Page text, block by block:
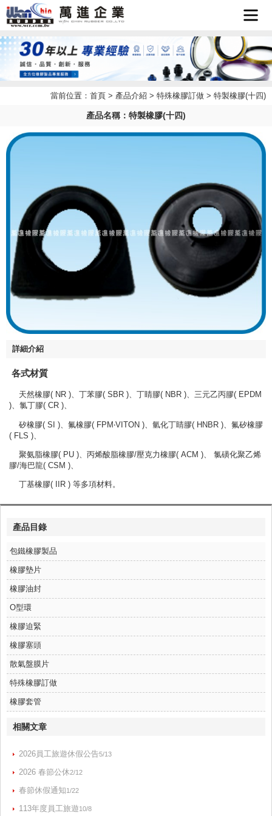
首頁
企業簡
最新消
息
產品介
聯絡我
們
LINE
客服
當前位置： 首頁 > 產品介紹 > 特殊橡膠訂做 > 特製橡膠(十四)
產品名稱：特製橡膠(十四)
詳細介紹
各式材質
天然橡膠( NR )、丁苯膠( SBR )、丁睛膠( NBR )、三元乙丙膠( EPDM
)、氯丁膠( CR )、
矽橡膠( SI )、氟橡膠( FPM‧VITON )、氫化丁睛膠( HNBR )、氟矽橡膠
( FLS )、
聚氨脂橡膠( PU )、丙烯酸脂橡膠/壓克力橡膠( ACM )、 氯磺化聚乙烯
膠/海巴龍( CSM )、
丁基橡膠( IIR ) 等多項材料。
產品目錄
包鐵橡膠製品
橡膠墊片
橡膠油封
O型環
橡膠迫緊
橡膠塞頭
散氣盤膜片
特殊橡膠訂做
橡膠套管
相關文章
2026員工旅遊休假公告5/13
2026 春節公休2/12
春節休假通知1/22
113年度員工旅遊10/8